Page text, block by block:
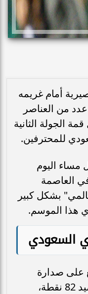
أمام غريمه
من العناصر
الجولة الثانية
للمحترفين.
مساء اليوم
العاصمة
بشكل كبير
هذا الموسم.
السعودي
على صدارة
جدول ترتيب دوري روشن برصيد 82 نقطة،